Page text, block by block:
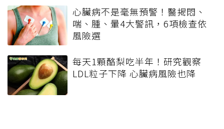
心臟病不是毫無預警！醫揭悶、
喘、腫、暈4大警訊，6項檢查依
風險選
每天1顆酪梨吃半年！研究觀察
LDL粒子下降 心臟病風險也降